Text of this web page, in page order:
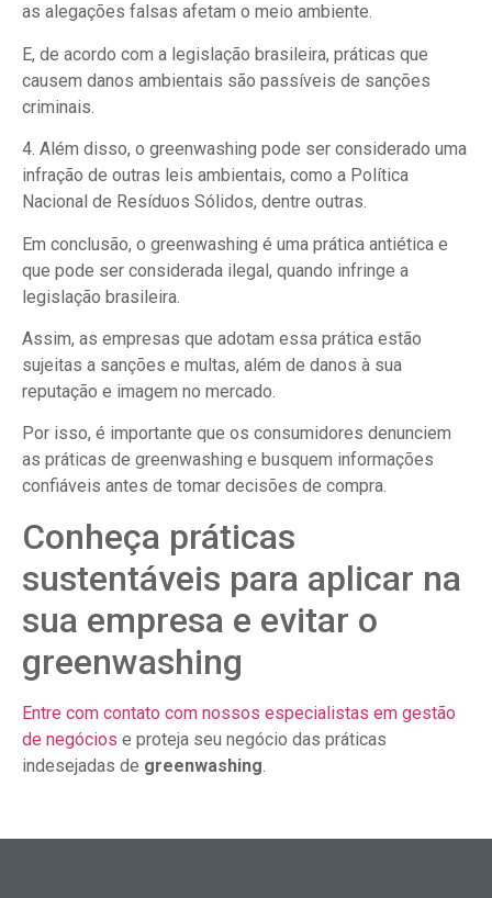
as alegações falsas afetam o meio ambiente.
E, de acordo com a legislação brasileira, práticas que
causem danos ambientais são passíveis de sanções
criminais.
4. Além disso, o greenwashing pode ser considerado uma
infração de outras leis ambientais, como a Política
Nacional de Resíduos Sólidos, dentre outras.
Em conclusão, o greenwashing é uma prática antiética e
que pode ser considerada ilegal, quando infringe a
legislação brasileira.
Assim, as empresas que adotam essa prática estão
sujeitas a sanções e multas, além de danos à sua
reputação e imagem no mercado.
Por isso, é importante que os consumidores denunciem
as práticas de greenwashing e busquem informações
confiáveis antes de tomar decisões de compra.
Conheça práticas
sustentáveis para aplicar na
sua empresa e evitar o
greenwashing
Entre com contato com nossos especialistas em gestão
de negócios e proteja seu negócio das práticas
indesejadas de greenwashing